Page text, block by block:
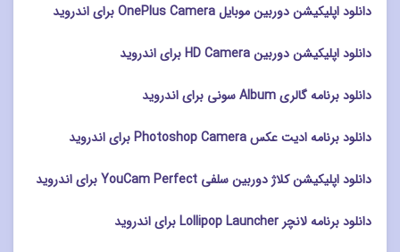
دانلود اپلیکیشن دوربین موبایل OnePlus Camera برای اندروید
دانلود اپلیکیشن دوربین HD Camera برای اندروید
دانلود برنامه گالری Album سونی برای اندروید
دانلود برنامه ادیت عکس Photoshop Camera برای اندروید
دانلود اپلیکیشن کلاژ دوربین سلفی YouCam Perfect برای اندروید
دانلود برنامه لانچر Lollipop Launcher برای اندروید